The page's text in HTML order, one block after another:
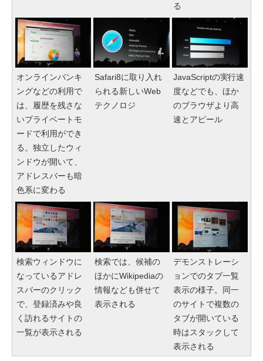
る
オンラインバンキ
ングなどの利用で
は、履歴を残さな
いプライベートモ
ードで利用ができ
る。独立したウィ
ンドウが開いて、
アドレスバーも暗
色系に変わる
Safari8に取り入れ
られる新しいWeb
テクノロジ
JavaScriptの実行速
度などでも、ほか
のブラウザより高
速とアピール
検索ウィンドウに
なっているアドレ
スバーのクリック
で、登録済みや良
く訪れるサイトの
一覧が表示される
検索では、候補の
ほかにWikipediaの
情報なども併せて
表示される
デモンストレーシ
ョンでのタブ一覧
表示の様子。同一
のサイトで複数の
タブが開いている
時はスタックして
表示される